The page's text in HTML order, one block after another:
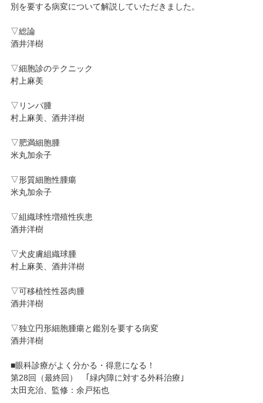
別を要する病変について解説していただきました。
▽総論
酒井洋樹
▽細胞診のテクニック
村上麻美
▽リンパ腫
村上麻美、酒井洋樹
▽肥満細胞腫
米丸加余子
▽形質細胞性腫瘍
米丸加余子
▽組織球性増殖性疾患
酒井洋樹
▽犬皮膚組織球腫
村上麻美、酒井洋樹
▽可移植性性器肉腫
酒井洋樹
▽独立円形細胞腫瘍と鑑別を要する病変
酒井洋樹
■眼科診療がよく分かる・得意になる！
第28回（最終回） ｢緑内障に対する外科治療｣
太田充治、監修：余戸拓也